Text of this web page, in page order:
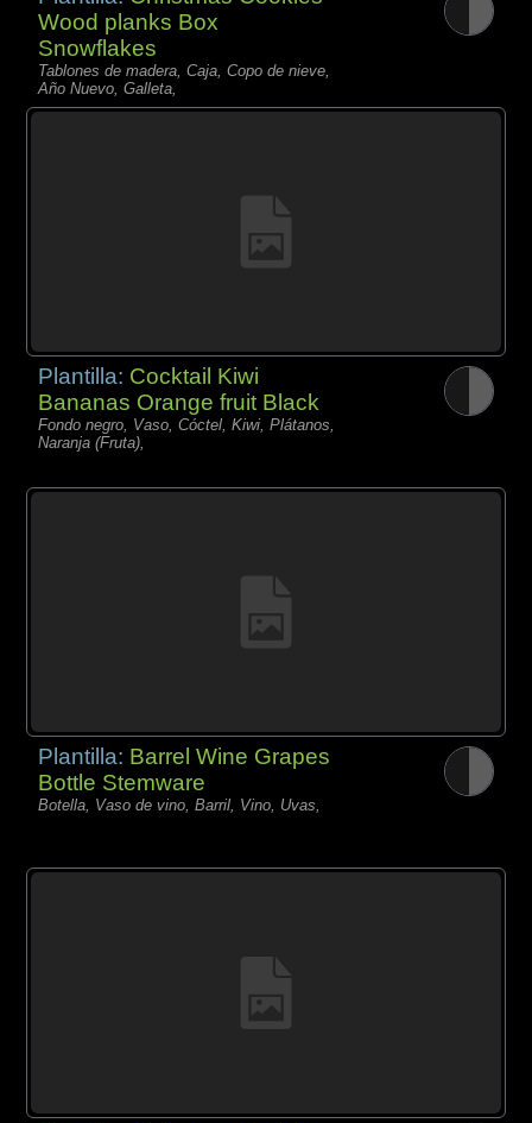
Wood planks Box
Snowflakes
Tablones de madera, Caja, Copo de nieve,
Año Nuevo, Galleta,
Plantilla: Cocktail Kiwi
Bananas Orange fruit Black
Fondo negro, Vaso, Cóctel, Kiwi, Plátanos,
Naranja (Fruta),
Plantilla: Barrel Wine Grapes
Bottle Stemware
Botella, Vaso de vino, Barril, Vino, Uvas,